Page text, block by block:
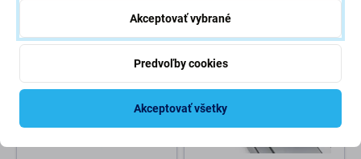
Akceptovať vybrané
Predvoľby cookies
Akceptovať všetky